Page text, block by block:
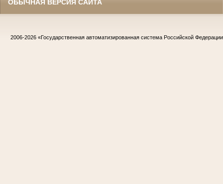
ОБЫЧНАЯ ВЕРСИЯ САЙТА
2006-2026 «Государственная автоматизированная система Российской